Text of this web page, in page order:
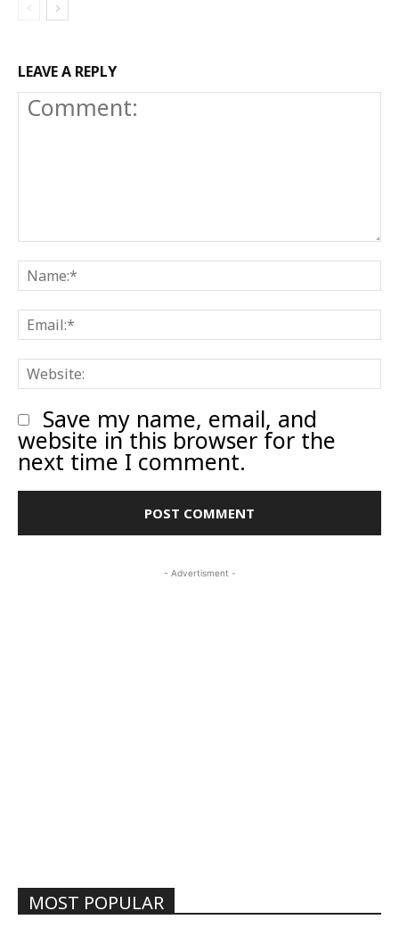
LEAVE A REPLY
Comment:
Save my name, email, and
website in this browser for the
next time I comment.
- Advertisment -
MOST POPULAR